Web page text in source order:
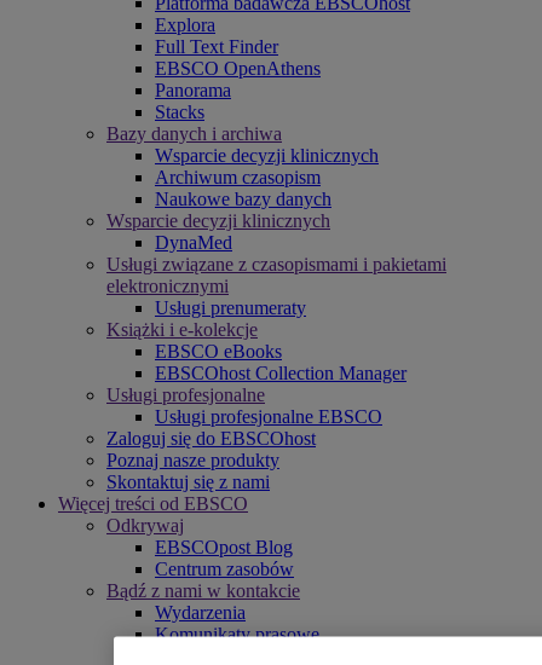
Explora
Full Text Finder
EBSCO OpenAthens
Panorama
Stacks
Bazy danych i archiwa
Wsparcie decyzji klinicznych
Archiwum czasopism
Naukowe bazy danych
Wsparcie decyzji klinicznych
DynaMed
Usługi związane z czasopismami i pakietami
elektronicznymi
Usługi prenumeraty
Książki i e-kolekcje
EBSCO eBooks
EBSCOhost Collection Manager
Usługi profesjonalne
Usługi profesjonalne EBSCO
Zaloguj się do EBSCOhost
Poznaj nasze produkty
Skontaktuj się z nami
Więcej treści od EBSCO
Odkrywaj
EBSCOpost Blog
Centrum zasobów
Bądź z nami w kontakcie
Wydarzenia
Komunikaty prasowe